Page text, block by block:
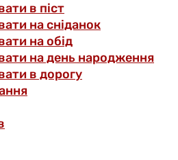
в піст
на сніданок
на обід
на день народження
в дорогу